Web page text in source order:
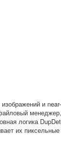
и
логика
их